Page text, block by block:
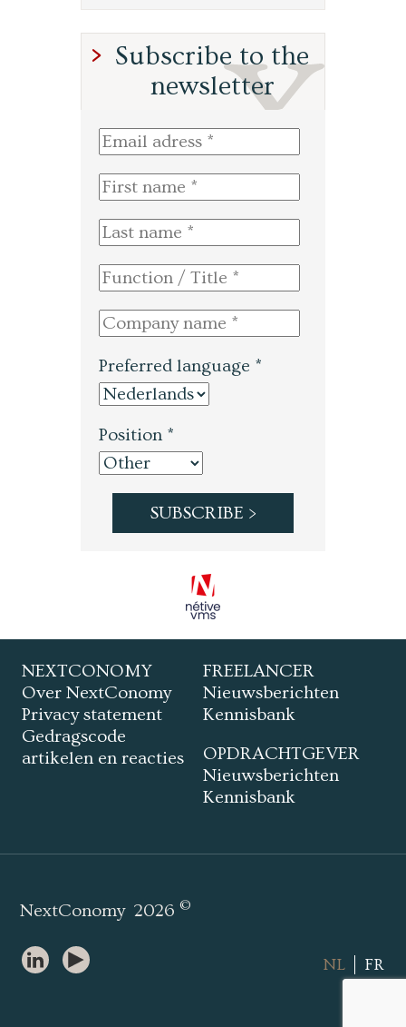
Subscribe to the
newsletter
Preferred language *
Position *
NEXTCONOMY
Over NextConomy
Privacy statement
Gedragscode
artikelen en reacties
FREELANCER
Nieuwsberichten
Kennisbank
OPDRACHTGEVER
Nieuwsberichten
Kennisbank
NextConomy 2026©
NL FR